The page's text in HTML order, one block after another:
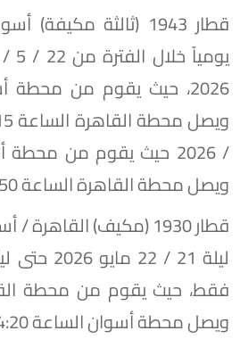
​قطار 1943 (ثالثة
ويصل محطة القاهرة الساعة 02:50).
​قطار 1930 (مكيف)
ويصل محطة أسوان الساعة 14:20.